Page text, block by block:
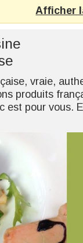
Afficher
vraie,
produits
est pour vous.